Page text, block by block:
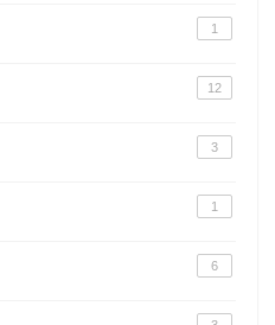
1
12
3
1
6